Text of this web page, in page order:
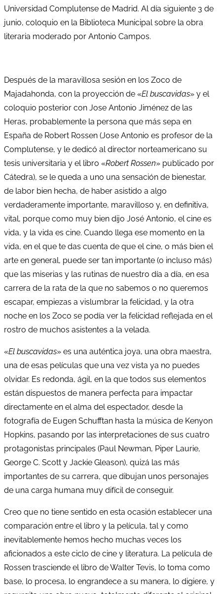
Universidad Complutense de Madrid. Al día siguiente 3 de
junio, coloquio en la Biblioteca Municipal sobre la obra
literaria moderado por Antonio Campos.
Después de la maravillosa sesión en los Zoco de
Majadahonda, con la proyección de «El buscavidas» y el
coloquio posterior con Jose Antonio Jiménez de las
Heras, probablemente la persona que más sepa en
España de Robert Rossen (Jose Antonio es profesor de la
Complutense, y le dedicó al director norteamericano su
tesis universitaria y el libro «Robert Rossen» publicado por
Cátedra), se le queda a uno una sensación de bienestar,
de labor bien hecha, de haber asistido a algo
verdaderamente importante, maravilloso y, en definitiva,
vital, porque como muy bien dijo José Antonio, el cine es
vida, y la vida es cine. Cuando llega ese momento en la
vida, en el que te das cuenta de que el cine, o más bien el
arte en general, puede ser tan importante (o incluso más)
que las miserias y las rutinas de nuestro día a día, en esa
carrera de la rata de la que no sabemos o no queremos
escapar, empiezas a vislumbrar la felicidad, y la otra
noche en los Zoco se podía ver la felicidad reflejada en el
rostro de muchos asistentes a la velada.
«El buscavidas» es una auténtica joya, una obra maestra,
una de esas películas que una vez vista ya no puedes
olvidar. Es redonda, ágil, en la que todos sus elementos
están dispuestos de manera perfecta para impactar
directamente en el alma del espectador, desde la
fotografía de Eugen Schufftan hasta la música de Kenyon
Hopkins, pasando por las interpretaciones de sus cuatro
protagonistas principales (Paul Newman, Piper Laurie,
George C. Scott y Jackie Gleason), quizá las más
importantes de su carrera, que dibujan unos personajes
de una carga humana muy difícil de conseguir.
Creo que no tiene sentido en esta ocasión establecer una
comparación entre el libro y la película, tal y como
inevitablemente hemos hecho muchas veces los
aficionados a este ciclo de cine y literatura. La película de
Rossen trasciende el libro de Walter Tevis, lo toma como
base, lo procesa, lo engrandece a su manera, lo digiere, y